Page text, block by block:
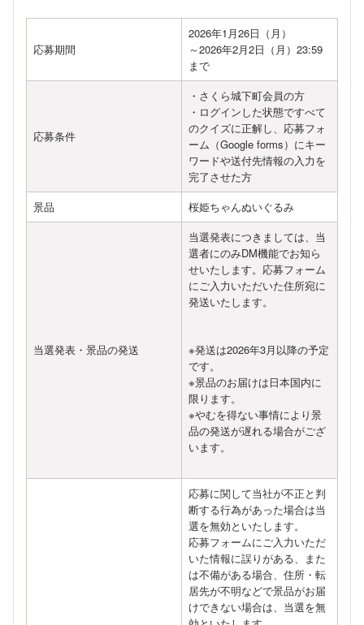
応募期間
2026年1月26日（月）
～2026年2月2日（月）23:59
まで
応募条件
・さくら城下町会員の方
・ログインした状態ですべて
のクイズに正解し、応募フォ
ーム（Google forms）にキー
ワードや送付先情報の入力を
完了させた方
景品
桜姫ちゃんぬいぐるみ
当選発表・景品の発送
当選発表につきましては、当
選者にのみDM機能でお知ら
せいたします。応募フォーム
にご入力いただいた住所宛に
発送いたします。
※発送は2026年3月以降の予定
です。
※景品のお届けは日本国内に
限ります。
※やむを得ない事情により景
品の発送が遅れる場合がござ
います。
応募に関して当社が不正と判
断する行為があった場合は当
選を無効といたします。
応募フォームにご入力いただ
いた情報に誤りがある、また
は不備がある場合、住所・転
居先が不明などで景品がお届
けできない場合は、当選を無